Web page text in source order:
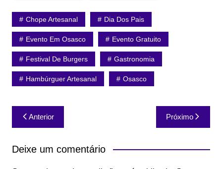
Chope Artesanal Dia Dos Pais
Evento Em Osasco Evento Gratuito
Festival De Burgers Gastronomia
Hambúrguer Artesanal Osasco
Navegação
de
Post
Anterior Próximo
Deixe um comentário